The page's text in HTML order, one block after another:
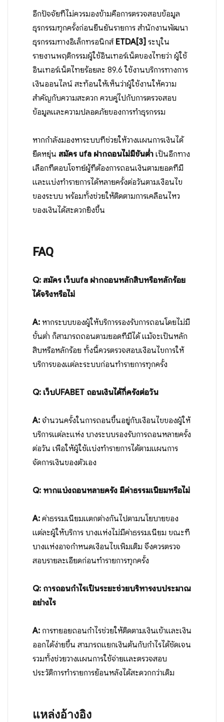
อีกปัจจัยที่ไม่ควรมองข้ามคือการตรวจสอบข้อมูล
ธุรกรรมทุกครั้งก่อนยืนยันรายการ สำนักงานพัฒนา
ธุรกรรมทางอิเล็กทรอนิกส์ ETDA[3] ระบุใน
รายงานพฤติกรรมผู้ใช้อินเทอร์เน็ตของไทยว่า ผู้ใช้
อินเทอร์เน็ตไทยร้อยละ 89.6 ใช้งานบริการทางการ
เงินออนไลน์ สะท้อนให้เห็นว่าผู้ใช้งานให้ความ
สำคัญกับความสะดวก ควบคู่ไปกับการตรวจสอบ
ข้อมูลและความปลอดภัยของการทำธุรกรรม
หากกำลังมองหาระบบที่ช่วยให้วางแผนการเงินได้
ยืดหยุ่น สมัคร ufa ฝากถอนไม่มีขั้นต่ำเป็นอีกทาง
เลือกที่ตอบโจทย์ผู้ที่ต้องการถอนเงินตามยอดที่มี
และแบ่งทำรายการได้หลายครั้งต่อวันตามเงื่อนไข
ของระบบ พร้อมทั้งช่วยให้ติดตามการเคลื่อนไหว
ของเงินได้สะดวกยิ่งขึ้น
FAQ
Q: สมัคร เว็บufaฝากถอนหลักสิบหรือหลักร้อย
ได้จริงหรือไม่
A:หากระบบของผู้ให้บริการรองรับการถอนโดยไม่มี
ขั้นต่ำ ก็สามารถถอนตามยอดที่มีได้ แม้จะเป็นหลัก
สิบหรือหลักร้อย ทั้งนี้ควรตรวจสอบเงื่อนไขการให้
บริการของแต่ละระบบก่อนทำรายการทุกครั้ง
Q: เว็บUFABETถอนเงินได้กี่ครั้งต่อวัน
A:จำนวนครั้งในการถอนขึ้นอยู่กับเงื่อนไขของผู้ให้
บริการแต่ละแห่ง บางระบบรองรับการถอนหลายครั้ง
ต่อวัน เพื่อให้ผู้ใช้แบ่งทำรายการได้ตามแผนการ
จัดการเงินของตัวเอง
Q: หากแบ่งถอนหลายครั้ง มีค่าธรรมเนียมหรือไม่
A:ค่าธรรมเนียมแตกต่างกันไปตามนโยบายของ
แต่ละผู้ให้บริการ บางแห่งไม่มีค่าธรรมเนียม ขณะที่
บางแห่งอาจกำหนดเงื่อนไขเพิ่มเติม จึงควรตรวจ
สอบรายละเอียดก่อนทำรายการทุกครั้ง
Q: การถอนกำไรเป็นระยะช่วยบริหารงบประมาณ
อย่างไร
A:การทยอยถอนกำไรช่วยให้ติดตามเงินเข้าและเงิน
ออกได้ง่ายขึ้น สามารถแยกเงินต้นกับกำไรได้ชัดเจน
รวมทั้งช่วยวางแผนการใช้จ่ายและตรวจสอบ
ประวัติการทำรายการย้อนหลังได้สะดวกกว่าเดิม
แหล่งอ้างอิง